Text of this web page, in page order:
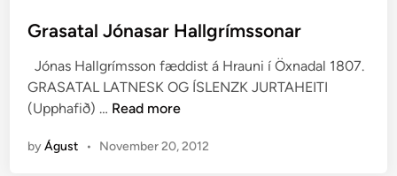
s
e
d
i
Grasatal Jónasar Hallgrímssonar
Jónas Hallgrímsson fæddist á Hrauni í Öxnadal 1807.
GRASATAL LATNESK OG ÍSLENZK JURTAHEITI
(Upphafið) … G
a
Read more
byÁgust • November 20, 2012